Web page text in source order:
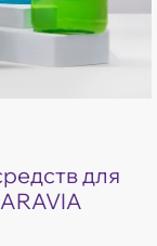
для